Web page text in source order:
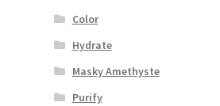
Color
Hydrate
Masky Amethyste
Purify